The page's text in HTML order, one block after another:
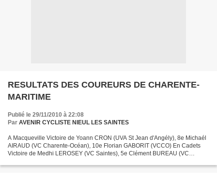
RESULTATS DES COUREURS DE CHARENTE-
MARITIME
Publié le 29/11/2010 à 22:08
Par AVENIR CYCLISTE NIEUL LES SAINTES
A Macqueville Victoire de Yoann CRON (UVA St Jean d'Angély), 8e Michaél
AIRAUD (VC Charente-Océan), 10e Florian GABORIT (VCCO) En Cadets
Victoire de Medhi LEROSEY (VC Saintes), 5e Clément BUREAU (VC